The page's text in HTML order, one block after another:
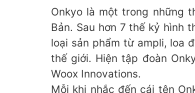
Onkyo là một trong những
Bản. Sau hơn 7 thế kỷ hình
loại sản phẩm từ ampli, loa
thế giới. Hiện tập đoàn
Woox Innovations.
Mỗi khi nhắc đến cái tên